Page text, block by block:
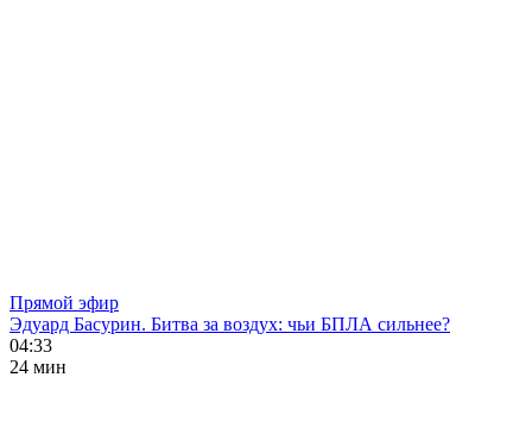
Прямой эфир
Эдуард Басурин. Битва за воздух: чьи БПЛА сильнее?
04:33
24 мин